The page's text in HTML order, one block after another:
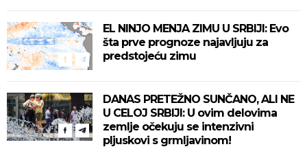
EL NINJO MENJA ZIMU U SRBIJI: Evo
šta prve prognoze najavljuju za
predstojeću zimu
DANAS PRETEŽNO SUNČANO, ALI NE
U CELOJ SRBIJI: U ovim delovima
zemlje očekuju se intenzivni
pljuskovi s grmljavinom!